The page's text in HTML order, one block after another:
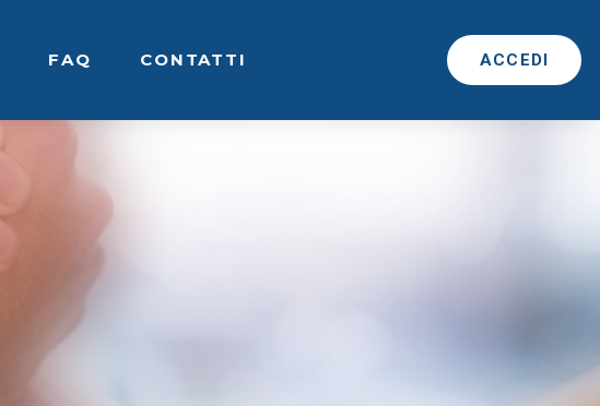
FAQ CONTATTI ACCEDI